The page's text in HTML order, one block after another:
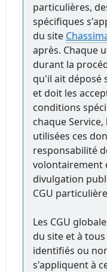
particulières,
spécifiques
du site
après. Chaque
durant la
qu'il ait déposé
et doit les
conditions
chaque
utilisées ces
responsabilité
volontairement
divulgation
CGU
Les CGU
du site et à
identifiés ou
s'appliquent à